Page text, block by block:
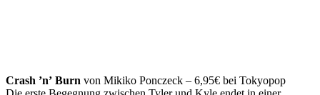
Crash ʼnʼ Burn von Mikiko Ponczeck – 6,95€ bei Tokyopop